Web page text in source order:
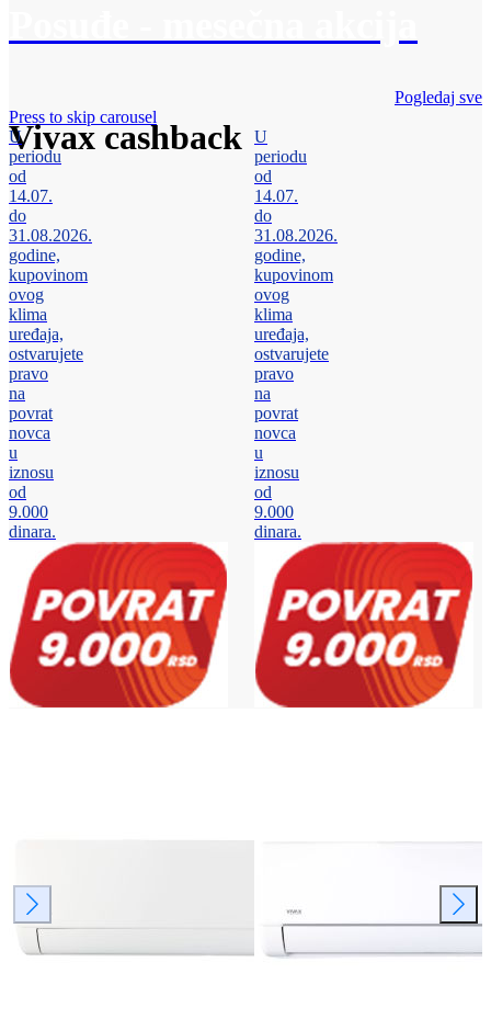
Vivax cashback
Pogledaj sve
Press to skip carousel
U
periodu
od
14.07.
do
31.08.2026.
godine,
kupovinom
ovog
klima
uređaja,
ostvarujete
pravo
na
povrat
novca
u
iznosu
od
9.000
dinara.
U
periodu
od
14.07.
do
31.08.2026.
godine,
kupovinom
ovog
klima
uređaja,
ostvarujete
pravo
na
povrat
novca
u
iznosu
od
9.000
dinara.